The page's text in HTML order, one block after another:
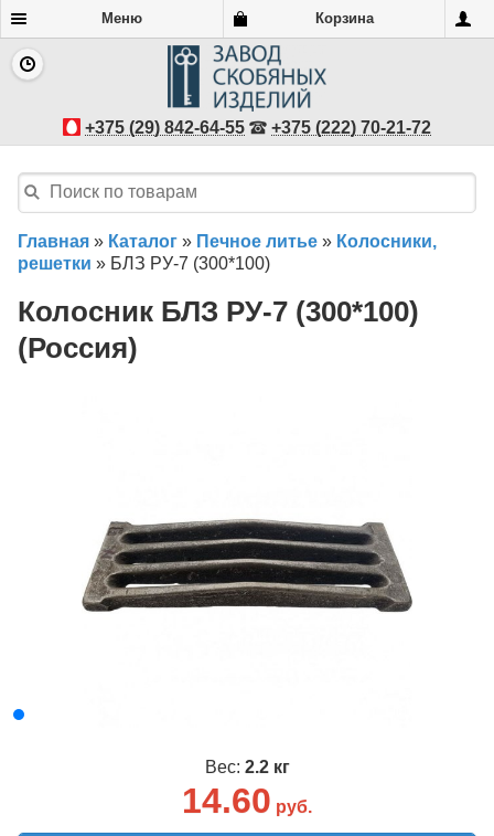
Меню Корзина
+375 (29) 842-64-55 +375 (222) 70-21-72
Главная » Каталог » Печное литье » Колосники,
решетки » БЛЗ РУ-7 (300*100)
Колосник БЛЗ РУ-7 (300*100)
(Россия)
Вес: 2.2 кг
14.60 руб.